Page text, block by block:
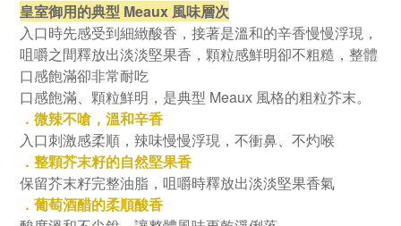
皇室御用的典型 Meaux 風味層次
入口時先感受到細緻酸香，接著是溫和的辛香慢慢浮現，
咀嚼之間釋放出淡淡堅果香，顆粒感鮮明卻不粗糙，整體
口感飽滿卻非常耐吃
口感飽滿、顆粒鮮明，是典型 Meaux 風格的粗粒芥末。
．微辣不嗆，溫和辛香
入口刺激感柔順，辣味慢慢浮現，不衝鼻、不灼喉
．整顆芥末籽的自然堅果香
保留芥末籽完整油脂，咀嚼時釋放出淡淡堅果香氣
．葡萄酒醋的柔順酸香